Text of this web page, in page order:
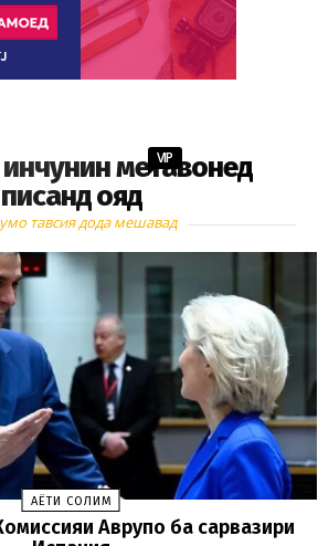
метавонед
писанд ояд
VIP
тавсия дода мешавад
ҲАЁТИ СОЛИМ
Аврупо ба сарвазири